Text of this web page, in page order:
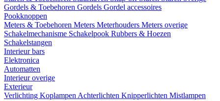
Gordels & Toebehoren Gordels Gordel accessoires
Pookknoppen
Meters & Toebehoren Meters Meterhouders Meters overige
Schakelmechanisme Schakelpook Rubbers & Hoezen
Schakelstangen
Interieur bars
Elektronica
Automatten
Interieur overige
Exterieur
Verlichting Koplampen Achterlichten Knipperlichten Mistlampen